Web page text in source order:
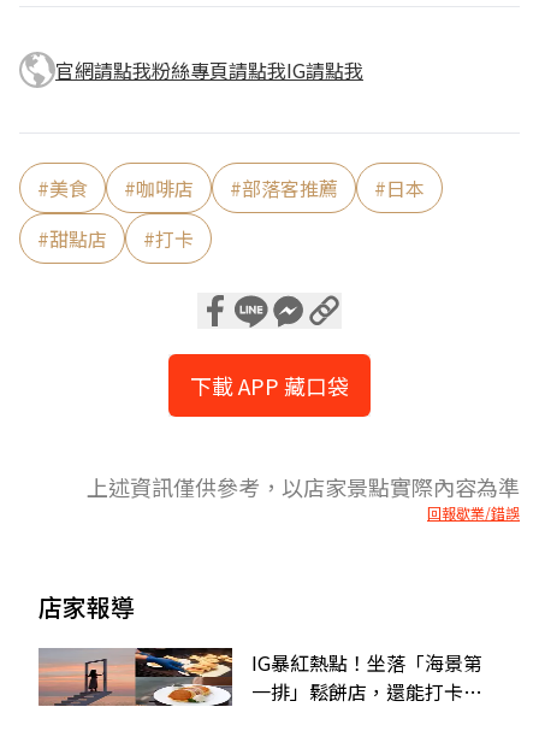
官網請點我粉絲專頁請點我IG請點我
#美食 #咖啡店 #部落客推薦 #日本
#甜點店 #打卡
下載 APP 藏口袋
上述資訊僅供參考，以店家景點實際內容為準
回報歇業/錯誤
店家報導
IG暴紅熱點！坐落「海景第
一排」鬆餅店，還能打卡天